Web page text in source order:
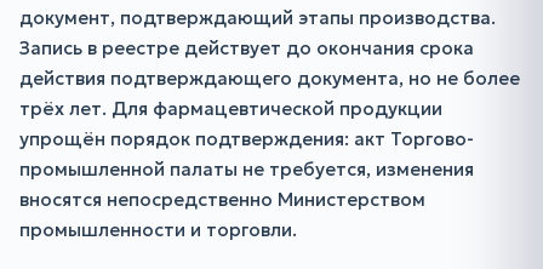
документ, подтверждающий этапы производства.
Запись в реестре действует до окончания срока
действия подтверждающего документа, но не более
трёх лет. Для фармацевтической продукции
упрощён порядок подтверждения: акт Торгово-
промышленной палаты не требуется, изменения
вносятся непосредственно Министерством
промышленности и торговли.